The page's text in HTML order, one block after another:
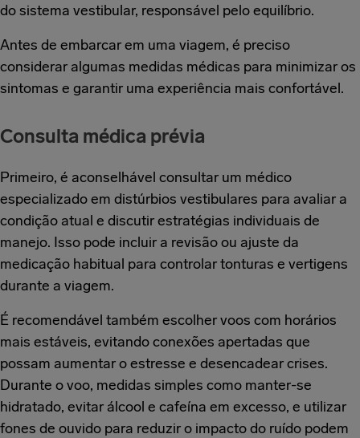
do sistema vestibular, responsável pelo equilíbrio.
Antes de embarcar em uma viagem, é preciso
considerar algumas medidas médicas para minimizar os
sintomas e garantir uma experiência mais confortável.
Consulta médica prévia
Primeiro, é aconselhável consultar um médico
especializado em distúrbios vestibulares para avaliar a
condição atual e discutir estratégias individuais de
manejo. Isso pode incluir a revisão ou ajuste da
medicação habitual para controlar tonturas e vertigens
durante a viagem.
É recomendável também escolher voos com horários
mais estáveis, evitando conexões apertadas que
possam aumentar o estresse e desencadear crises.
Durante o voo, medidas simples como manter-se
hidratado, evitar álcool e cafeína em excesso, e utilizar
fones de ouvido para reduzir o impacto do ruído podem